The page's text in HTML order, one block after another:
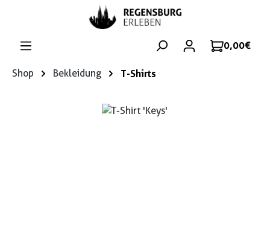
Zum Hauptinhalt springen
0,00 €
Shop Bekleidung T-Shirts
Bildergalerie überspringen